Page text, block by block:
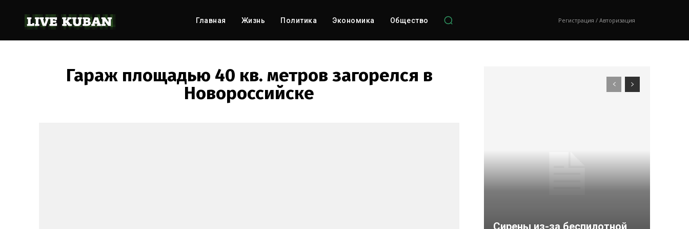
Главная Жизнь Политика Экономика Общество Регистрация / Авторизация
Гараж площадью 40 кв. метров загорелся в
Новороссийске
Сирены из-за беспилотной